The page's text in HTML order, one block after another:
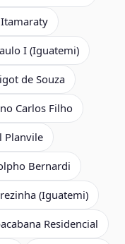
I (Iguatemi)
de Souza
Carlos Filho
Planvile
Bernardi
(Iguatemi)
Residencial